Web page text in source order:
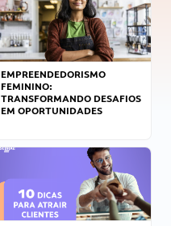
EMPREENDEDORISMO
FEMININO:
TRANSFORMANDO DESAFIOS
EM OPORTUNIDADES